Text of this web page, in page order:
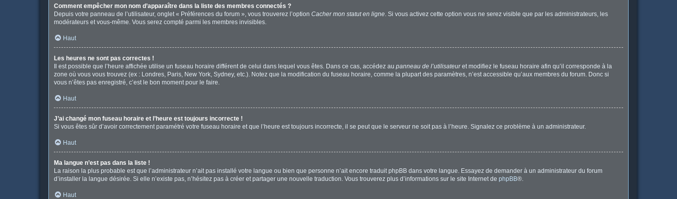
Comment empêcher mon nom d’apparaître dans la liste des membres connectés ?
Depuis votre panneau de l’utilisateur, onglet « Préférences du forum », vous trouverez l’option Cacher mon statut en ligne. Si vous activez cette option vous ne serez visible que par les administrateurs, les
modérateurs et vous-même. Vous serez compté parmi les membres invisibles.
Haut
Les heures ne sont pas correctes !
Il est possible que l’heure affichée utilise un fuseau horaire différent de celui dans lequel vous êtes. Dans ce cas, accédez au panneau de l’utilisateuret modifiez le fuseau horaire afin qu’il corresponde à la
zone où vous vous trouvez (ex : Londres, Paris, New York, Sydney, etc.). Notez que la modification du fuseau horaire, comme la plupart des paramètres, n’est accessible qu’aux membres du forum. Donc si
vous n’êtes pas enregistré, c’est le bon moment pour le faire.
Haut
J’ai changé mon fuseau horaire et l’heure est toujours incorrecte !
Si vous êtes sûr d’avoir correctement paramétré votre fuseau horaire et que l’heure est toujours incorrecte, il se peut que le serveur ne soit pas à l’heure. Signalez ce problème à un administrateur.
Haut
Ma langue n’est pas dans la liste !
La raison la plus probable est que l’administrateur n’ait pas installé votre langue ou bien que personne n’ait encore traduit phpBB dans votre langue. Essayez de demander à un administrateur du forum
d’installer la langue désirée. Si elle n’existe pas, n’hésitez pas à créer et partager une nouvelle traduction. Vous trouverez plus d’informations sur le site Internet de phpBB®.
Haut